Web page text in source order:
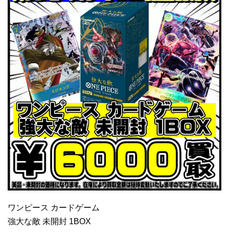
ワンピース カードゲーム
強大な敵 未開封 1BOX